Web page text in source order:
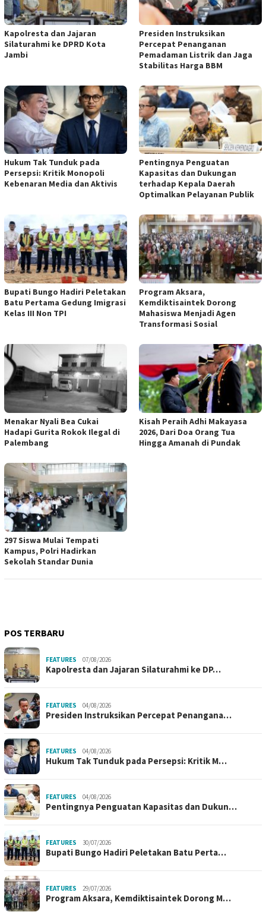
Kapolresta dan Jajaran
Silaturahmi ke DPRD Kota
Jambi
Presiden Instruksikan
Percepat Penanganan
Pemadaman Listrik dan Jaga
Stabilitas Harga BBM
Hukum Tak Tunduk pada
Persepsi: Kritik Monopoli
Kebenaran Media dan Aktivis
Pentingnya Penguatan
Kapasitas dan Dukungan
terhadap Kepala Daerah
Optimalkan Pelayanan Publik
Bupati Bungo Hadiri Peletakan
Batu Pertama Gedung Imigrasi
Kelas III Non TPI
Program Aksara,
Kemdiktisaintek Dorong
Mahasiswa Menjadi Agen
Transformasi Sosial
Menakar Nyali Bea Cukai
Hadapi Gurita Rokok Ilegal di
Palembang
Kisah Peraih Adhi Makayasa
2026, Dari Doa Orang Tua
Hingga Amanah di Pundak
297 Siswa Mulai Tempati
Kampus, Polri Hadirkan
Sekolah Standar Dunia
POS TERBARU
FEATURES 07/08/2026
Kapolresta dan Jajaran Silaturahmi ke DP…
FEATURES 04/08/2026
Presiden Instruksikan Percepat Penangana…
FEATURES 04/08/2026
Hukum Tak Tunduk pada Persepsi: Kritik M…
FEATURES 04/08/2026
Pentingnya Penguatan Kapasitas dan Dukun…
FEATURES 30/07/2026
Bupati Bungo Hadiri Peletakan Batu Perta…
FEATURES 29/07/2026
Program Aksara, Kemdiktisaintek Dorong M…